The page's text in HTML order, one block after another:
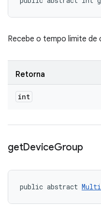
Recebe o tempo limite de
Retorna
int
getDeviceGroup
public abstract